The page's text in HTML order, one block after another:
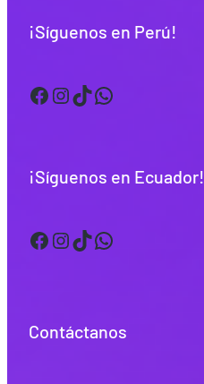
¡Síguenos en Perú!
Facebook InstagramTikTok WhatsApp
¡Síguenos en Ecuador!
Facebook InstagramTikTok WhatsApp
Contáctanos